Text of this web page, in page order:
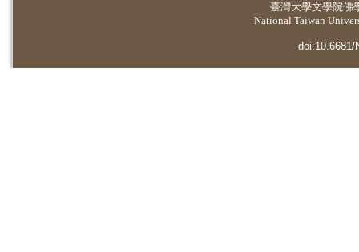
臺灣大學文學院佛
National Taiwan
doi:10.6681/